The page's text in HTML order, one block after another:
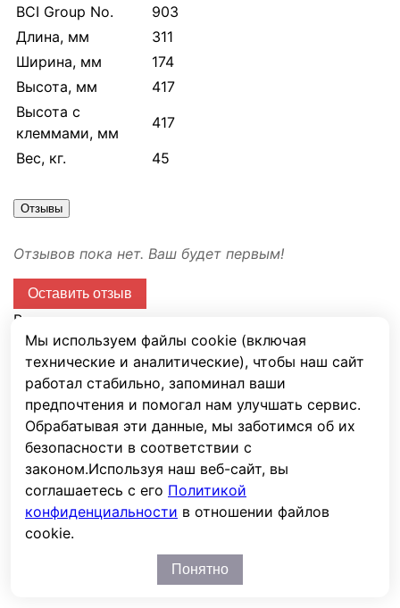
Мы используем файлы cookie (включая
технические и аналитические), чтобы наш сайт
работал стабильно, запоминал ваши
предпочтения и помогал нам улучшать сервис.
Обрабатывая эти данные, мы заботимся об их
безопасности в соответствии с
законом.Используя наш веб-сайт, вы
соглашаетесь с его Политикой
конфиденциальности в отношении файлов
cookie.
Понятно
BCI Group No.
903
Длина, мм
311
Ширина, мм
174
Высота, мм
417
Высота с
клеммами, мм
417
Вес, кг.
45
Отзывы
Отзывов пока нет. Ваш будет первым!
Оставить отзыв
Ваша оценка
Имя
E-mail
Сообщение
Капча
Отправить
Перед публикацией отзывы проходят модерацию